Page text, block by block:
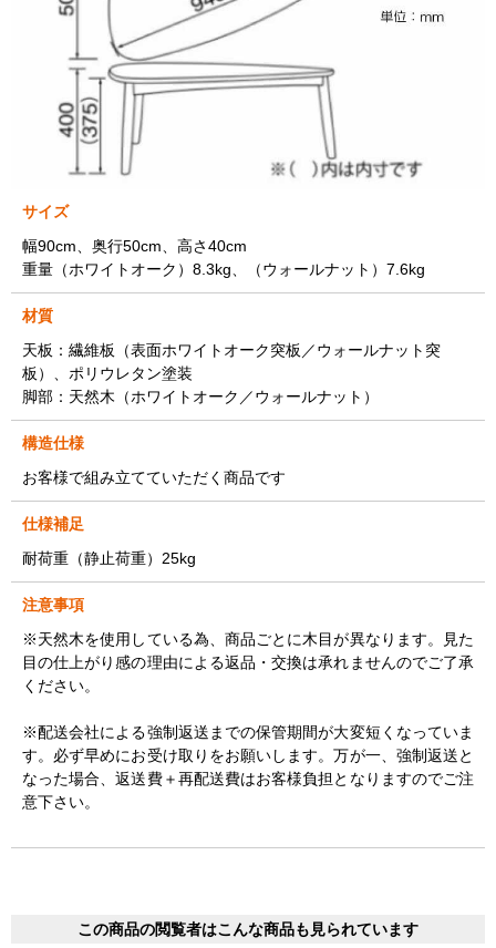
サイズ
幅90cm、奥行50cm、高さ40cm
重量（ホワイトオーク）8.3kg、（ウォールナット）7.6kg
材質
天板：繊維板（表面ホワイトオーク突板／ウォールナット突
板）、ポリウレタン塗装
脚部：天然木（ホワイトオーク／ウォールナット）
構造仕様
お客様で組み立てていただく商品です
仕様補足
耐荷重（静止荷重）25kg
注意事項
※天然木を使用している為、商品ごとに木目が異なります。見た
目の仕上がり感の理由による返品・交換は承れませんのでご了承
ください。
※配送会社による強制返送までの保管期間が大変短くなっていま
す。必ず早めにお受け取りをお願いします。万が一、強制返送と
なった場合、返送費＋再配送費はお客様負担となりますのでご注
意下さい。
この商品の閲覧者はこんな商品も見られています